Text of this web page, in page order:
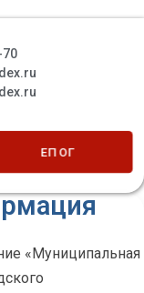
70
ЕП ОГ
«Муниципальная